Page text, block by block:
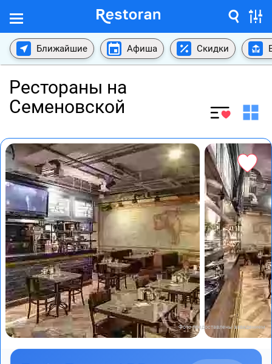
Ближайшие Афиша Скидки
Рестораны на
Семеновской
Фото предоставлены заведением